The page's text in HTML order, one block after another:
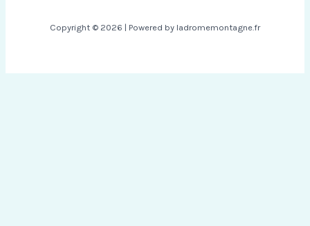
Copyright © 2026 | Powered by ladromemontagne.fr